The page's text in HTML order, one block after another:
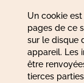
Un cookie
pages de ce
sur le disque
appareil. Les
être
tierces